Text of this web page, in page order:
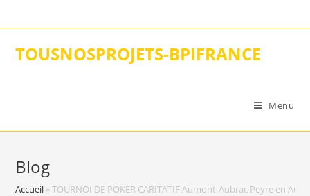
to
TOUSNOSPROJETS-BPIFRANCE
Menu
Blog
Accueil »TOURNOI DE POKER CARITATIF Aumont-Aubrac Peyre en